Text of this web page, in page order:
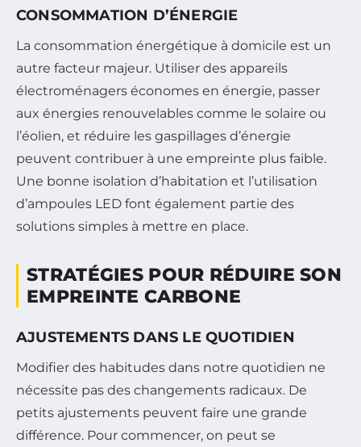
CONSOMMATION D’ÉNERGIE
La consommation énergétique à domicile est un
autre facteur majeur. Utiliser des appareils
électroménagers économes en énergie, passer
aux énergies renouvelables comme le solaire ou
l’éolien, et réduire les gaspillages d’énergie
peuvent contribuer à une empreinte plus faible.
Une bonne isolation d’habitation et l’utilisation
d’ampoules LED font également partie des
solutions simples à mettre en place.
STRATÉGIES POUR RÉDUIRE SON
EMPREINTE CARBONE
AJUSTEMENTS DANS LE QUOTIDIEN
Modifier des habitudes dans notre quotidien ne
nécessite pas des changements radicaux. De
petits ajustements peuvent faire une grande
différence. Pour commencer, on peut se